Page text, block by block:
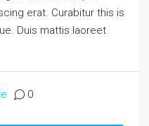
erat. Curabitur this is
Duis mattis laoreet
0